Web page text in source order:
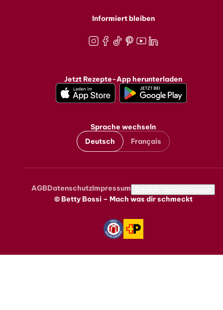
Informiert bleiben
Jetzt Rezepte-App herunterladen
Sprache wechseln
Deutsch
Français
Metanavigation
AGBDatenschutzImpressum
© Betty Bossi – Mach was dir schmeckt